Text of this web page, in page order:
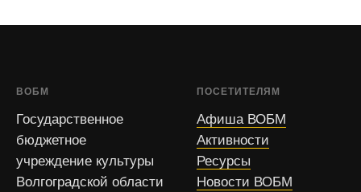
ВОБМ
Государственное
бюджетное
учреждение культуры
Волгоградской области
ПОСЕТИТЕЛЯМ
Афиша ВОБМ
Активности
Ресурсы
Новости ВОБМ